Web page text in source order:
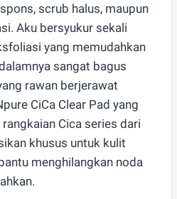
scrub halus, maupun
Aku bersyukur sekali
yang memudahkan
sangat bagus
rawan berjerawat
CiCa Clear Pad yang
Cica series dari
khusus untuk kulit
menghilangkan noda